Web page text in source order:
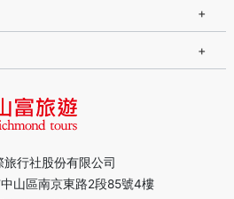
旅行社股份有限公司
山區南京東路2段85號4樓